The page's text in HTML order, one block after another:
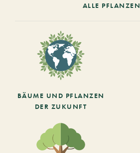
ALLE PFLANZEN
BÄUME UND PFLANZEN
DER ZUKUNFT